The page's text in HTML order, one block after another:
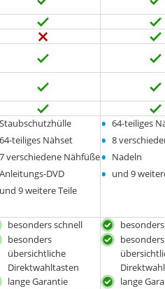
Staubschutzhülle
64-teiliges Nähset
7 verschiedene Nähfüße
Anleitungs-DVD
und 9 weitere Teile
• 64-teiliges
• 8
• Nadeln
• und 9
besonders schnell
besonders
übersichtliche
Direktwahltasten
lange Garantie
besonders
lange